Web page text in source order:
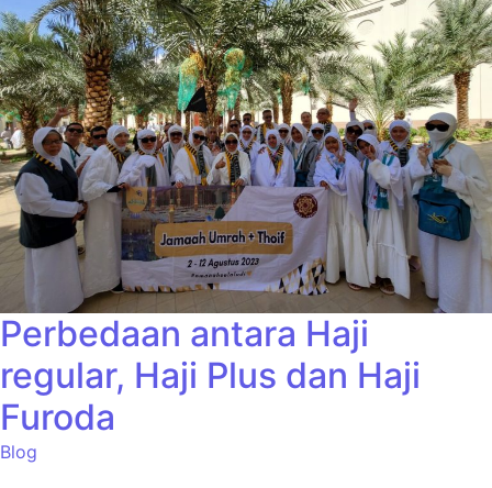
Perbedaan antara Haji
regular, Haji Plus dan Haji
Furoda
Blog